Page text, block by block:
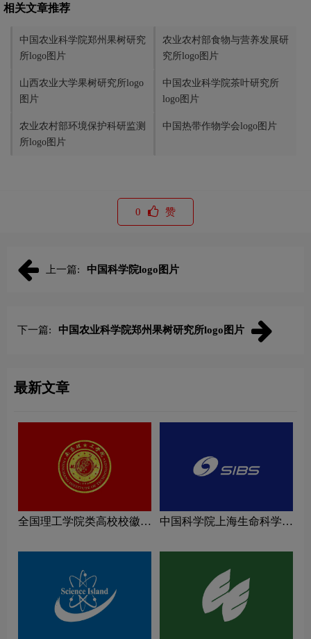
相关文章推荐
中国农业科学院郑州果树研究
所logo图片
农业农村部食物与营养发展研
究所logo图片
山西农业大学果树研究所logo
图片
中国农业科学院茶叶研究所
logo图片
农业农村部环境保护科研监测
所logo图片
中国热带作物学会logo图片
0 赞
上一篇: 中国科学院logo图片
下一篇: 中国农业科学院郑州果树研究所logo图片
最新文章
全国理工学院类高校校徽设
中国科学院上海生命科学研